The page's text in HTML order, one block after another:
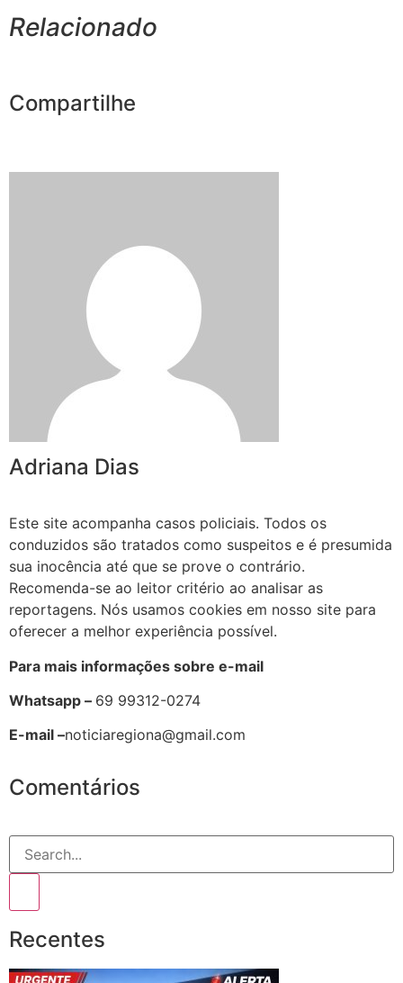
Relacionado
Compartilhe
Adriana Dias
Este site acompanha casos policiais. Todos os
conduzidos são tratados como suspeitos e é presumida
sua inocência até que se prove o contrário.
Recomenda-se ao leitor critério ao analisar as
reportagens. Nós usamos cookies em nosso site para
oferecer a melhor experiência possível.
Para mais informações sobre e-mail
Whatsapp – 69 99312-0274
E-mail –noticiaregiona@gmail.com
Comentários
Recentes